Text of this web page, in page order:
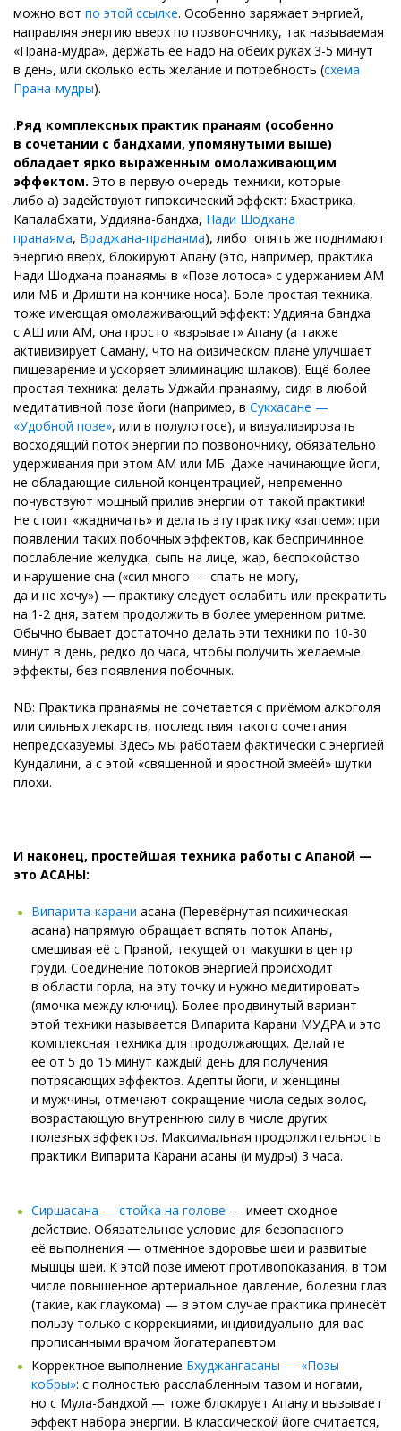
можно вот по этой ссылке. Особенно заряжает энргией,
направляя энергию вверх по позвоночнику, так называемая
«Прана-мудра», держать её надо на обеих руках 3-5 минут
в день, или сколько есть желание и потребность (схема
Прана-мудры).
.Ряд комплексных практик пранаям (особенно
в сочетании с бандхами, упомянутыми выше)
обладает ярко выраженным омолаживающим
эффектом. Это в первую очередь техники, которые
либо а) задействуют гипоксический эффект: Бхастрика,
Капалабхати, Уддияна-бандха, Нади Шодхана
пранаяма, Враджана-пранаяма), либо опять же поднимают
энергию вверх, блокируют Апану (это, например, практика
Нади Шодхана пранаямы в «Позе лотоса» с удержанием АМ
или МБ и Дришти на кончике носа). Боле простая техника,
тоже имеющая омолаживающий эффект: Уддияна бандха
с АШ или АМ, она просто «взрывает» Апану (а также
активизирует Саману, что на физическом плане улучшает
пищеварение и ускоряет элиминацию шлаков). Ещё более
простая техника: делать Уджайи-пранаяму, сидя в любой
медитативной позе йоги (например, в Сукхасане —
«Удобной позе», или в полулотосе), и визуализировать
восходящий поток энергии по позвоночнику, обязательно
удерживания при этом АМ или МБ. Даже начинающие йоги,
не обладающие сильной концентрацией, непременно
почувствуют мощный прилив энергии от такой практики!
Не стоит «жадничать» и делать эту практику «запоем»: при
появлении таких побочных эффектов, как беспричинное
послабление желудка, сыпь на лице, жар, беспокойство
и нарушение сна («сил много — спать не могу,
да и не хочу») — практику следует ослабить или прекратить
на 1-2 дня, затем продолжить в более умеренном ритме.
Обычно бывает достаточно делать эти техники по 10-30
минут в день, редко до часа, чтобы получить желаемые
эффекты, без появления побочных.
NB: Практика пранаямы не сочетается с приёмом алкоголя
или сильных лекарств, последствия такого сочетания
непредсказуемы. Здесь мы работаем фактически с энергией
Кундалини, а с этой «священной и яростной змеёй» шутки
плохи.
И наконец, простейшая техника работы с Апаной —
это АСАНЫ:
Випарита-карани асана (Перевёрнутая психическая
асана) напрямую обращает вспять поток Апаны,
смешивая её с Праной, текущей от макушки в центр
груди. Соединение потоков энергией происходит
в области горла, на эту точку и нужно медитировать
(ямочка между ключиц). Более продвинутый вариант
этой техники называется Випарита Карани МУДРА и это
комплексная техника для продолжающих. Делайте
её от 5 до 15 минут каждый день для получения
потрясающих эффектов. Адепты йоги, и женщины
и мужчины, отмечают сокращение числа седых волос,
возрастающую внутреннюю силу в числе других
полезных эффектов. Максимальная продолжительность
практики Випарита Карани асаны (и мудры) 3 часа.
Сиршасана — стойка на голове — имеет сходное
действие. Обязательное условие для безопасного
её выполнения — отменное здоровье шеи и развитые
мышцы шеи. К этой позе имеют противопоказания, в том
числе повышенное артериальное давление, болезни глаз
(такие, как глаукома) — в этом случае практика принесёт
пользу только с коррекциями, индивидуально для вас
прописанными врачом йогатерапевтом.
Корректное выполнение Бхуджангасаны — «Позы
кобры»: с полностью расслабленным тазом и ногами,
но с Мула-бандхой — тоже блокирует Апану и вызывает
эффект набора энергии. В классической йоге считается,